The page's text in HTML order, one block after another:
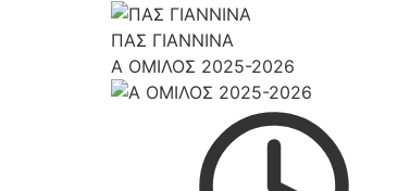
ΠΑΣ ΓΙΑΝΝΙΝΑ
Α ΟΜΙΛΟΣ 2025-2026